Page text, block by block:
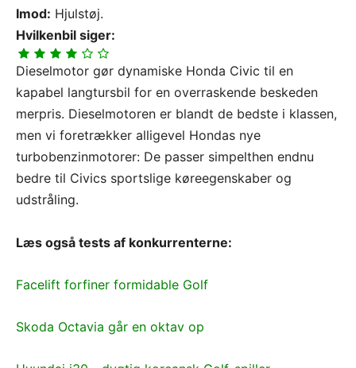
Imod: Hjulstøj.
Hvilkenbil siger:
Dieselmotor gør dynamiske Honda Civic til en
kapabel langtursbil for en overraskende beskeden
merpris. Dieselmotoren er blandt de bedste i klassen,
men vi foretrækker alligevel Hondas nye
turbobenzinmotorer: De passer simpelthen endnu
bedre til Civics sportslige køreegenskaber og
udstråling.
Læs også tests af konkurrenterne:
Facelift forfiner formidable Golf
Skoda Octavia går en oktav op